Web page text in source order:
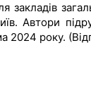
закладів
Автори
2024 року.